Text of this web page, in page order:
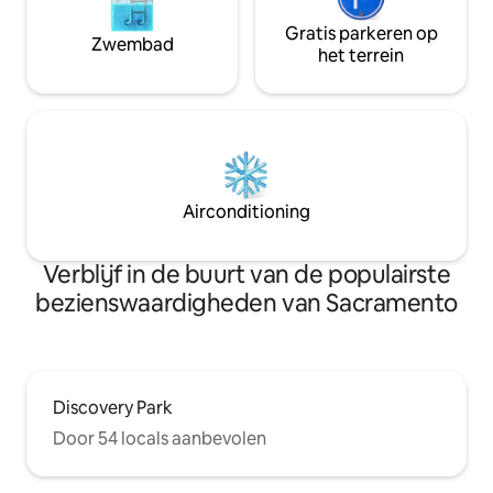
Zwembad
Gratis parkeren op
het terrein
Airconditioning
Verblijf in de buurt van de populairste
bezienswaardigheden van Sacramento
Discovery Park
Door 54 locals aanbevolen